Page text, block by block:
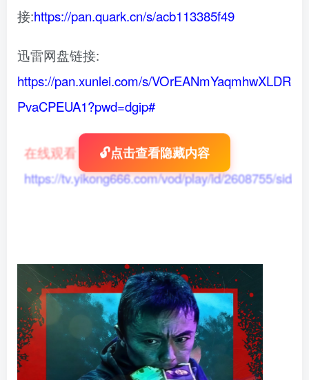
接:https://pan.quark.cn/s/acb113385f49
迅雷网盘链接:
https://pan.xunlei.com/s/VOrEANmYaqmhwXLDR
PvaCPEUA1?pwd=dgip#
在线观看
https://tv.yikong666.com/vod/play/id/2608755/sid/
🔓点击查看隐藏内容